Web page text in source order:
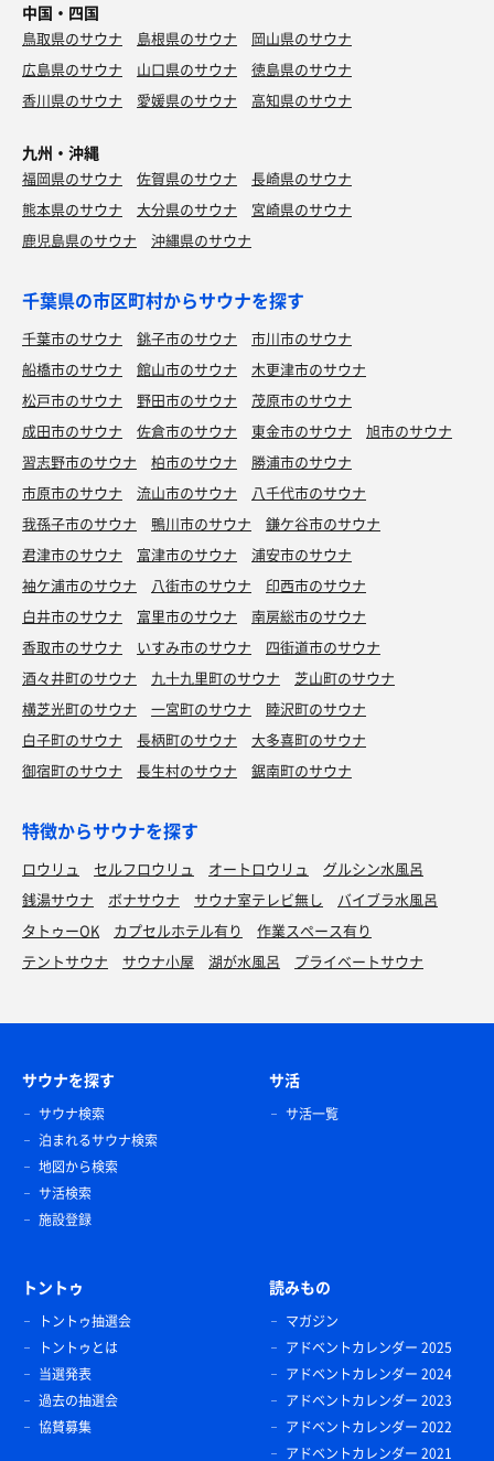
中国・四国
鳥取県のサウナ 島根県のサウナ
岡山県のサウナ
広島県のサウナ
山口県のサウナ
徳島県のサウナ
香川県のサウナ
愛媛県のサウナ 高知県のサウナ
九州・沖縄
福岡県のサウナ 佐賀県のサウナ
長崎県のサウナ
熊本県のサウナ
大分県のサウナ
宮崎県のサウナ
鹿児島県のサウナ
沖縄県のサウナ
千葉県の市区町村からサウナを探す
千葉市のサウナ 銚子市のサウナ
市川市のサウナ
船橋市のサウナ
館山市のサウナ
木更津市のサウナ
松戸市のサウナ
野田市のサウナ
茂原市のサウナ
成田市のサウナ
佐倉市のサウナ 東金市のサウナ
旭市のサウナ
習志野市のサウナ
柏市のサウナ
勝浦市のサウナ
市原市のサウナ
流山市のサウナ
八千代市のサウナ
我孫子市のサウナ
鴨川市のサウナ
鎌ケ谷市のサウナ
君津市のサウナ
富津市のサウナ
浦安市のサウナ
袖ケ浦市のサウナ
八街市のサウナ
印西市のサウナ
白井市のサウナ
富里市のサウナ
南房総市のサウナ
香取市のサウナ
いすみ市のサウナ
四街道市のサウナ
酒々井町のサウナ
九十九里町のサウナ
芝山町のサウナ
横芝光町のサウナ
一宮町のサウナ
睦沢町のサウナ
白子町のサウナ
長柄町のサウナ
大多喜町のサウナ
御宿町のサウナ
長生村のサウナ 鋸南町のサウナ
特徴からサウナを探す
ロウリュ セルフロウリュ オートロウリュ
グルシン水風呂
銭湯サウナ
ボナサウナ サウナ室テレビ無し
バイブラ水風呂
タトゥーOK
カプセルホテル有り
作業スペース有り
テントサウナ
サウナ小屋 湖が水風呂 プライベートサウナ
サウナを探す
サウナ検索
泊まれるサウナ検索
地図から検索
サ活検索
施設登録
サ活
サ活一覧
トントゥ
トントゥ抽選会
トントゥとは
当選発表
過去の抽選会
協賛募集
読みもの
マガジン
アドベントカレンダー 2025
アドベントカレンダー 2024
アドベントカレンダー 2023
アドベントカレンダー 2022
アドベントカレンダー 2021